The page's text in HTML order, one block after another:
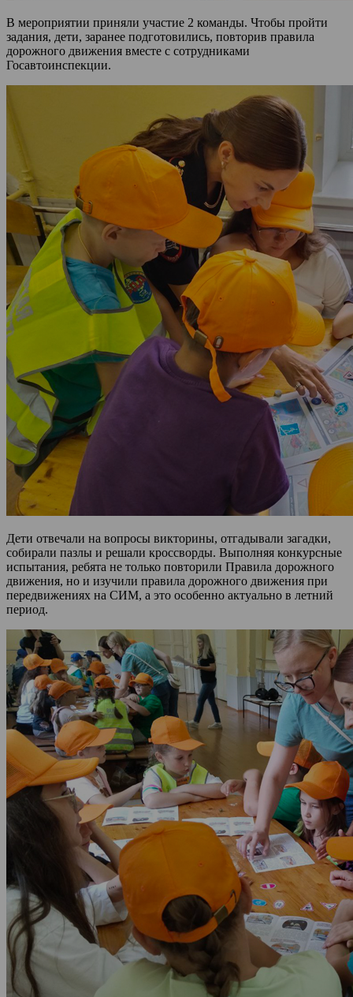
В мероприятии приняли участие 2 команды. Чтобы пройти
задания, дети, заранее подготовились, повторив правила
дорожного движения вместе с сотрудниками
Госавтоинспекции.
Дети отвечали на вопросы викторины, отгадывали загадки,
собирали пазлы и решали кроссворды. Выполняя конкурсные
испытания, ребята не только повторили Правила дорожного
движения, но и изучили правила дорожного движения при
передвижениях на СИМ, а это особенно актуально в летний
период.